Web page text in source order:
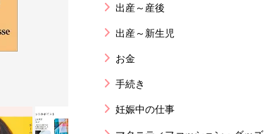
出産～産後
出産～新生児
お金
手続き
妊娠中の仕事